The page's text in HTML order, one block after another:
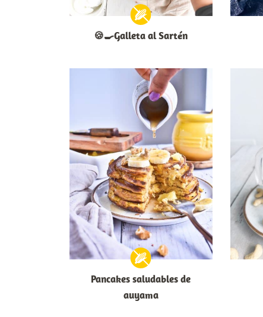
🍪🍳Galleta al Sartén
Pancakes saludables de
auyama